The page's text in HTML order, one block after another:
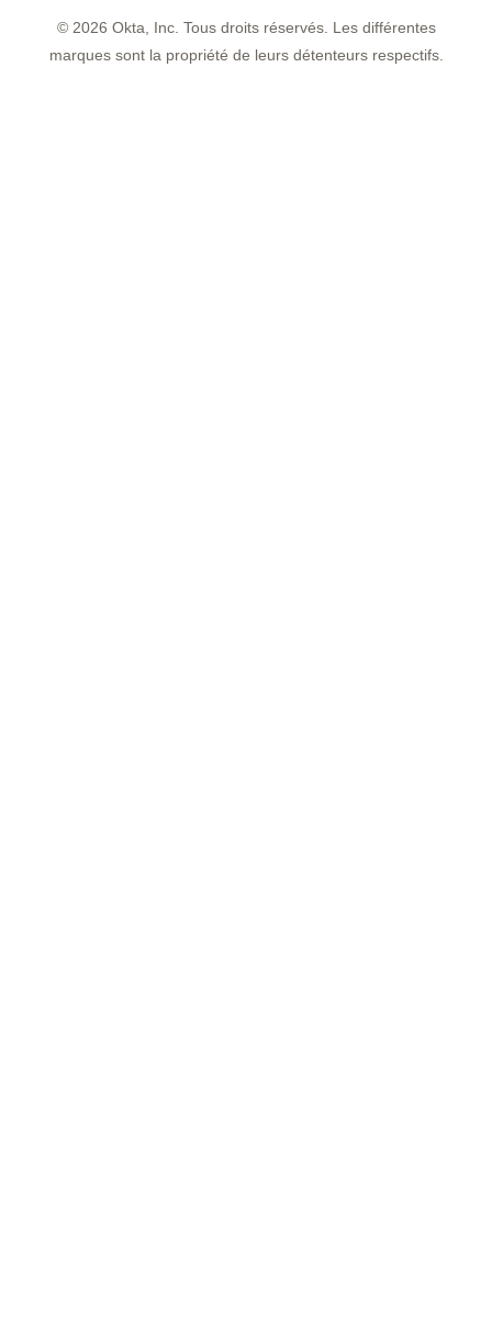
© 2026 Okta, Inc. Tous droits réservés. Les différentes
marques sont la propriété de leurs détenteurs respectifs.